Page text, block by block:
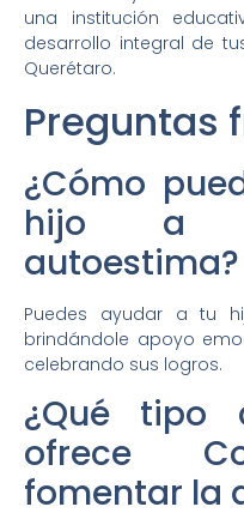
una institución
desarrollo integral de
Querétaro.
Preguntas
¿Cómo
hijo a
autoestima?
Puedes ayudar a tu
brindándole apoyo
celebrando sus logros.
¿Qué tipo
ofrece
fomentar la